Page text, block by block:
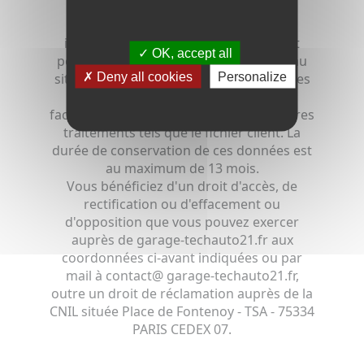
implantés sur votre poste client, ayant
pour finalités de faciliter la connexion au
site internet, la mesure d'audience, et des
facebook) sans recoupement avec d'autres
traitements tels que le fichier client. La
durée de conservation de ces données est
au maximum de 13 mois.
Vous bénéficiez d'un droit d'accès, de
rectification ou d'effacement ou
d'opposition que vous pouvez exercer
auprès de garage-techauto21.fr aux
coordonnées ci-avant indiquées ou par
mail à contact@ garage-techauto21.fr,
outre un droit de réclamation auprès de la
CNIL située Place de Fontenoy - TSA - 75334
PARIS CEDEX 07.
OK, accept all
Deny all cookies
Personalize